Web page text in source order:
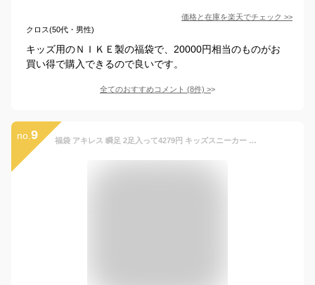
価格と在庫を楽天でチェック >>
クロス(50代・男性)
キッズ用のＮＩＫＥ製の福袋で、20000円相当のものがお
買い得で購入できるので良いです。
全てのおすすめコメント (8件) >
no. 9 福袋 アキレス 瞬足 2足入って4279円 キッズスニーカー 運動靴 シュンソク 子供靴 男の子 女の子